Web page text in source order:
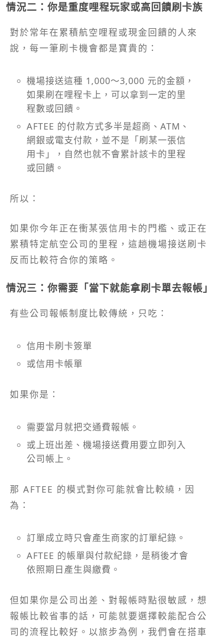
情況二：你是重度哩程玩家或高回饋刷卡族
對於常年在累積航空哩程或現金回饋的人來
說，每一筆刷卡機會都是寶貴的：
機場接送這種 1,000～3,000 元的金額，
如果刷在哩程卡上，可以拿到一定的里
程數或回饋。
AFTEE 的付款方式多半是超商、ATM、
網銀或電支付款，並不是「刷某一張信
用卡」，自然也就不會累計該卡的里程
或回饋。
所以：
如果你今年正在衝某張信用卡的門檻、或正在
累積特定航空公司的里程，這趟機場接送刷卡
反而比較符合你的策略。
情況三：你需要「當下就能拿刷卡單去報帳」
有些公司報帳制度比較傳統，只吃：
信用卡刷卡簽單
或信用卡帳單
如果你是：
需要當月就把交通費報帳。
或上班出差、機場接送費用要立即列入
公司帳上。
那 AFTEE 的模式對你可能就會比較繞，因
為：
訂單成立時只會產生商家的訂單紀錄。
AFTEE 的帳單與付款紀錄，是稍後才會
依照期日產生與繳費。
但如果你是公司出差、對報帳時點很敏感，想
報帳比較省事的話，可能就要選擇較能配合公
司的流程比較好。以旅步為例，我們會在搭車